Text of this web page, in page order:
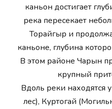
каньон достигает
река пересекает
Торайгыр и
каньоне, глубина
В этом районе Чарын
крупный
Вдоль реки находятся
лес), Куртогай